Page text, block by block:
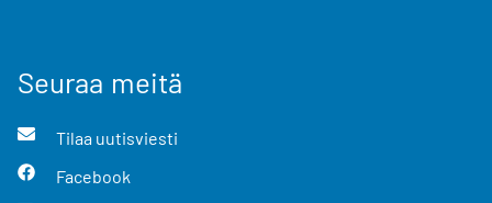
Seuraa meitä
Tilaa uutisviesti
Facebook